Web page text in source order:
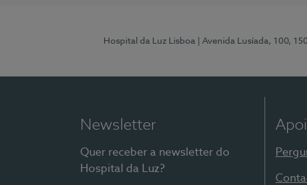
Hospital da Luz Lisboa | Avenida Lusíada, 100,
Newsletter
Quer receber a newsletter do
Hospital da Luz?